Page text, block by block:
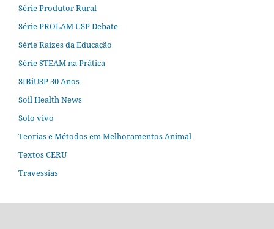
Série Produtor Rural
Série PROLAM USP Debate
Série Raízes da Educação
Série STEAM na Prática
SIBiUSP 30 Anos
Soil Health News
Solo vivo
Teorias e Métodos em Melhoramentos Animal
Textos CERU
Travessias